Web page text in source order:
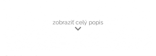
zobraziť celý popis